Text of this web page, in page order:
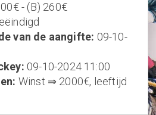
- (B) 260€
van de aangifte: 09-10-
: 09-10-2024 11:00
: Winst ⇒ 2000€, leeftijd